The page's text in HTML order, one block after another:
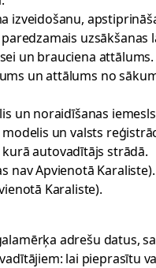
izveidošanu,
uzsākšanas
un brauciena attālums.
un attālums no
un noraidīšanas
un valsts
autovadītājs strādā.
nav Apvienotā Karaliste).
Karaliste).
adrešu datus,
lai pieprasītu